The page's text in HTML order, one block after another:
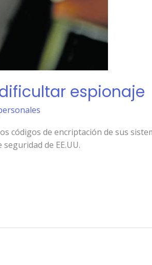
espionaje
códigos de encriptación de sus
de EE.UU.